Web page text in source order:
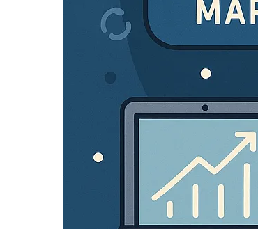
Hit enter to search or ESC to close